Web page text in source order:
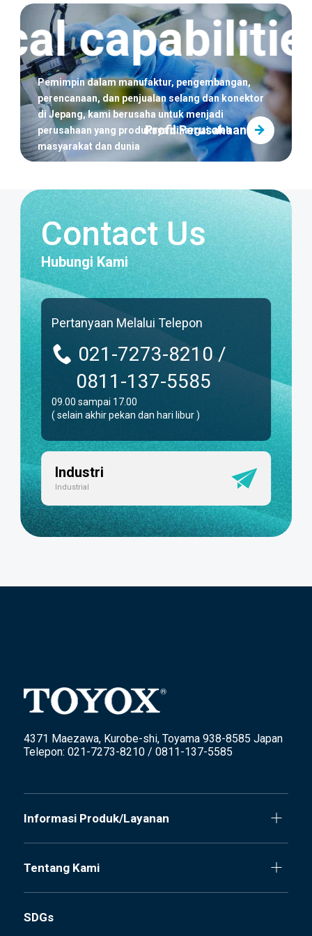
[Produk Baru] Efek sinergis fluorin dan silikon
sangat meningkatkan ketahanan panas dan daya
cuci. Peluncuran Selang FUSSOTHERMO-
S100°C
Pemimpin dalam manufaktur, pengembangan,
perencanaan, dan penjualan selang dan konektor
di Jepang,kami berusaha untuk menjadi
perusahaan yang produknya dihargai oleh
masyarakat dan dunia
Profil Perusahaan
Contact Us
Hubungi Kami
Pertanyaan Melalui Telepon
021-7273-8210 /
0811-137-5585
09.00 sampai 17.00
( selain akhir pekan dan hari libur )
Industri
Industrial
4371 Maezawa, Kurobe-shi, Toyama 938-8585 Japan
Telepon: 021-7273-8210 / 0811-137-5585
Informasi Produk/Layanan
Tentang Kami
SDGs